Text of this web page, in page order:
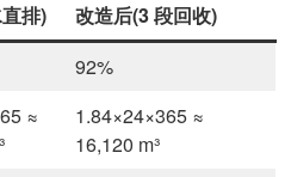
排)
改造后(3 段回收)
92%
≈
1.84×24×365 ≈
16,120 m³